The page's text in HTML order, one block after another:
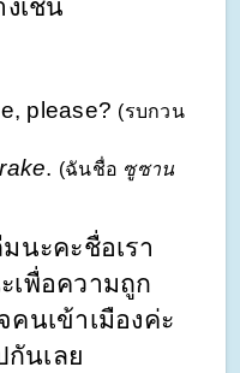
เช่น
please? (รบกวน
. (ฉันชื่อ ซูซาน
ะคะชื่อเรา
เพื่อความถูก
นเข้าเมืองค่ะ
นเลย